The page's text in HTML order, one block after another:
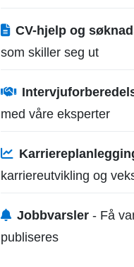
CV-hjelp og
som skiller seg ut
med våre eksperter
karriereutvikling og
Jobbvarsler- Få
publiseres